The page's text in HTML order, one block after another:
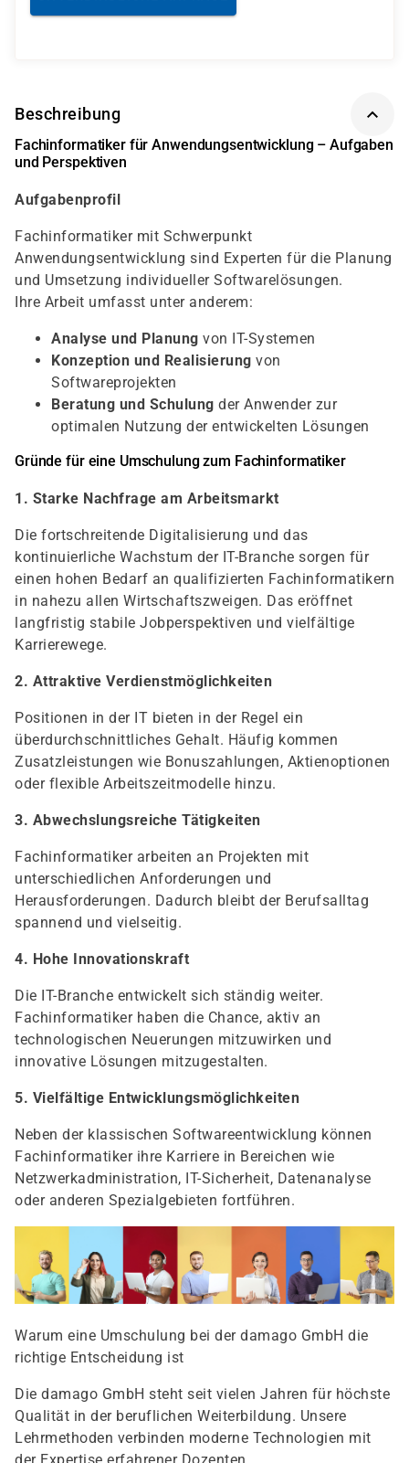
Beschreibung
Fachinformatiker für Anwendungsentwicklung – Aufgaben
und Perspektiven
Aufgabenprofil
Fachinformatiker mit Schwerpunkt
Anwendungsentwicklung sind Experten für die Planung
und Umsetzung individueller Softwarelösungen.
Ihre Arbeit umfasst unter anderem:
Analyse und Planung von IT-Systemen
Konzeption und Realisierung von
Softwareprojekten
Beratung und Schulung der Anwender zur
optimalen Nutzung der entwickelten Lösungen
Gründe für eine Umschulung zum Fachinformatiker
1. Starke Nachfrage am Arbeitsmarkt
Die fortschreitende Digitalisierung und das
kontinuierliche Wachstum der IT-Branche sorgen für
einen hohen Bedarf an qualifizierten Fachinformatikern
in nahezu allen Wirtschaftszweigen. Das eröffnet
langfristig stabile Jobperspektiven und vielfältige
Karrierewege.
2. Attraktive Verdienstmöglichkeiten
Positionen in der IT bieten in der Regel ein
überdurchschnittliches Gehalt. Häufig kommen
Zusatzleistungen wie Bonuszahlungen, Aktienoptionen
oder flexible Arbeitszeitmodelle hinzu.
3. Abwechslungsreiche Tätigkeiten
Fachinformatiker arbeiten an Projekten mit
unterschiedlichen Anforderungen und
Herausforderungen. Dadurch bleibt der Berufsalltag
spannend und vielseitig.
4. Hohe Innovationskraft
Die IT-Branche entwickelt sich ständig weiter.
Fachinformatiker haben die Chance, aktiv an
technologischen Neuerungen mitzuwirken und
innovative Lösungen mitzugestalten.
5. Vielfältige Entwicklungsmöglichkeiten
Neben der klassischen Softwareentwicklung können
Fachinformatiker ihre Karriere in Bereichen wie
Netzwerkadministration, IT-Sicherheit, Datenanalyse
oder anderen Spezialgebieten fortführen.
Warum eine Umschulung bei der damago GmbH die
richtige Entscheidung ist
Die damago GmbH steht seit vielen Jahren für höchste
Qualität in der beruflichen Weiterbildung. Unsere
Lehrmethoden verbinden moderne Technologien mit